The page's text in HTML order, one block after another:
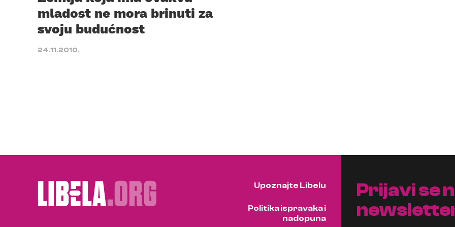
mladost ne mora brinuti za
svoju budućnost
24.11.2010.
Upoznajte Libelu
Politika ispravaka i
nadopuna
Prijavi se